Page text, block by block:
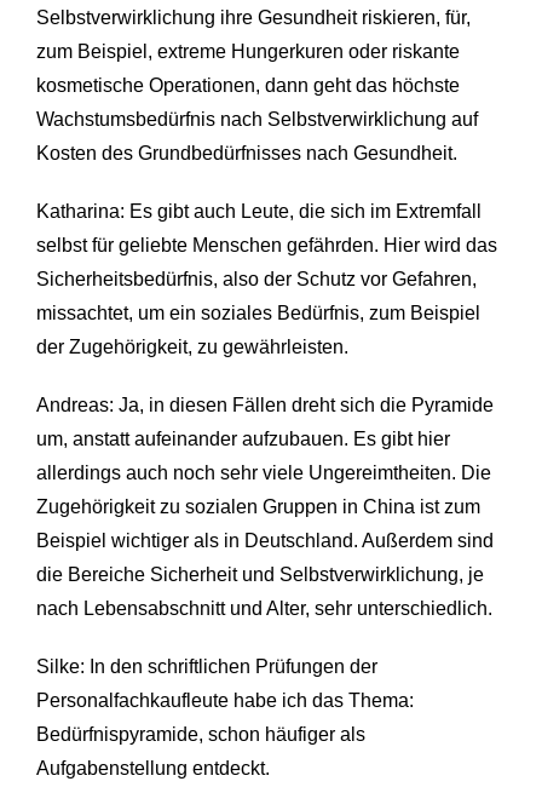
Selbstverwirklichung ihre Gesundheit riskieren, für,
zum Beispiel, extreme Hungerkuren oder riskante
kosmetische Operationen, dann geht das höchste
Wachstumsbedürfnis nach Selbstverwirklichung auf
Kosten des Grundbedürfnisses nach Gesundheit.
Katharina: Es gibt auch Leute, die sich im Extremfall
selbst für geliebte Menschen gefährden. Hier wird das
Sicherheitsbedürfnis, also der Schutz vor Gefahren,
missachtet, um ein soziales Bedürfnis, zum Beispiel
der Zugehörigkeit, zu gewährleisten.
Andreas: Ja, in diesen Fällen dreht sich die Pyramide
um, anstatt aufeinander aufzubauen. Es gibt hier
allerdings auch noch sehr viele Ungereimtheiten. Die
Zugehörigkeit zu sozialen Gruppen in China ist zum
Beispiel wichtiger als in Deutschland. Außerdem sind
die Bereiche Sicherheit und Selbstverwirklichung, je
nach Lebensabschnitt und Alter, sehr unterschiedlich.
Silke: In den schriftlichen Prüfungen der
Personalfachkaufleute habe ich das Thema:
Bedürfnispyramide, schon häufiger als
Aufgabenstellung entdeckt.